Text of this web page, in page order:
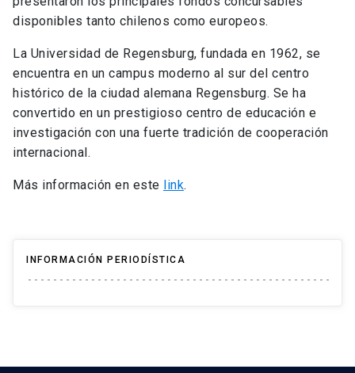
disponibles tanto chilenos como europeos.
La Universidad de Regensburg, fundada en 1962, se
encuentra en un campus moderno al sur del centro
histórico de la ciudad alemana Regensburg. Se ha
convertido en un prestigioso centro de educación e
investigación con una fuerte tradición de cooperación
internacional.
Más información en este link.
INFORMACIÓN PERIODÍSTICA